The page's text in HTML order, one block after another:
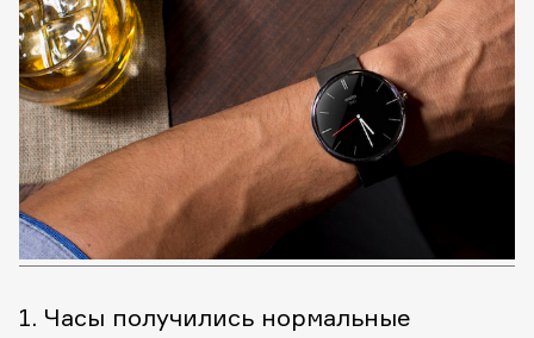
1. Часы получились нормальные